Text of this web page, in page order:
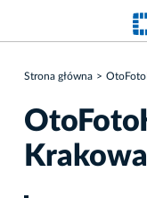
Strona główna
Krakowa